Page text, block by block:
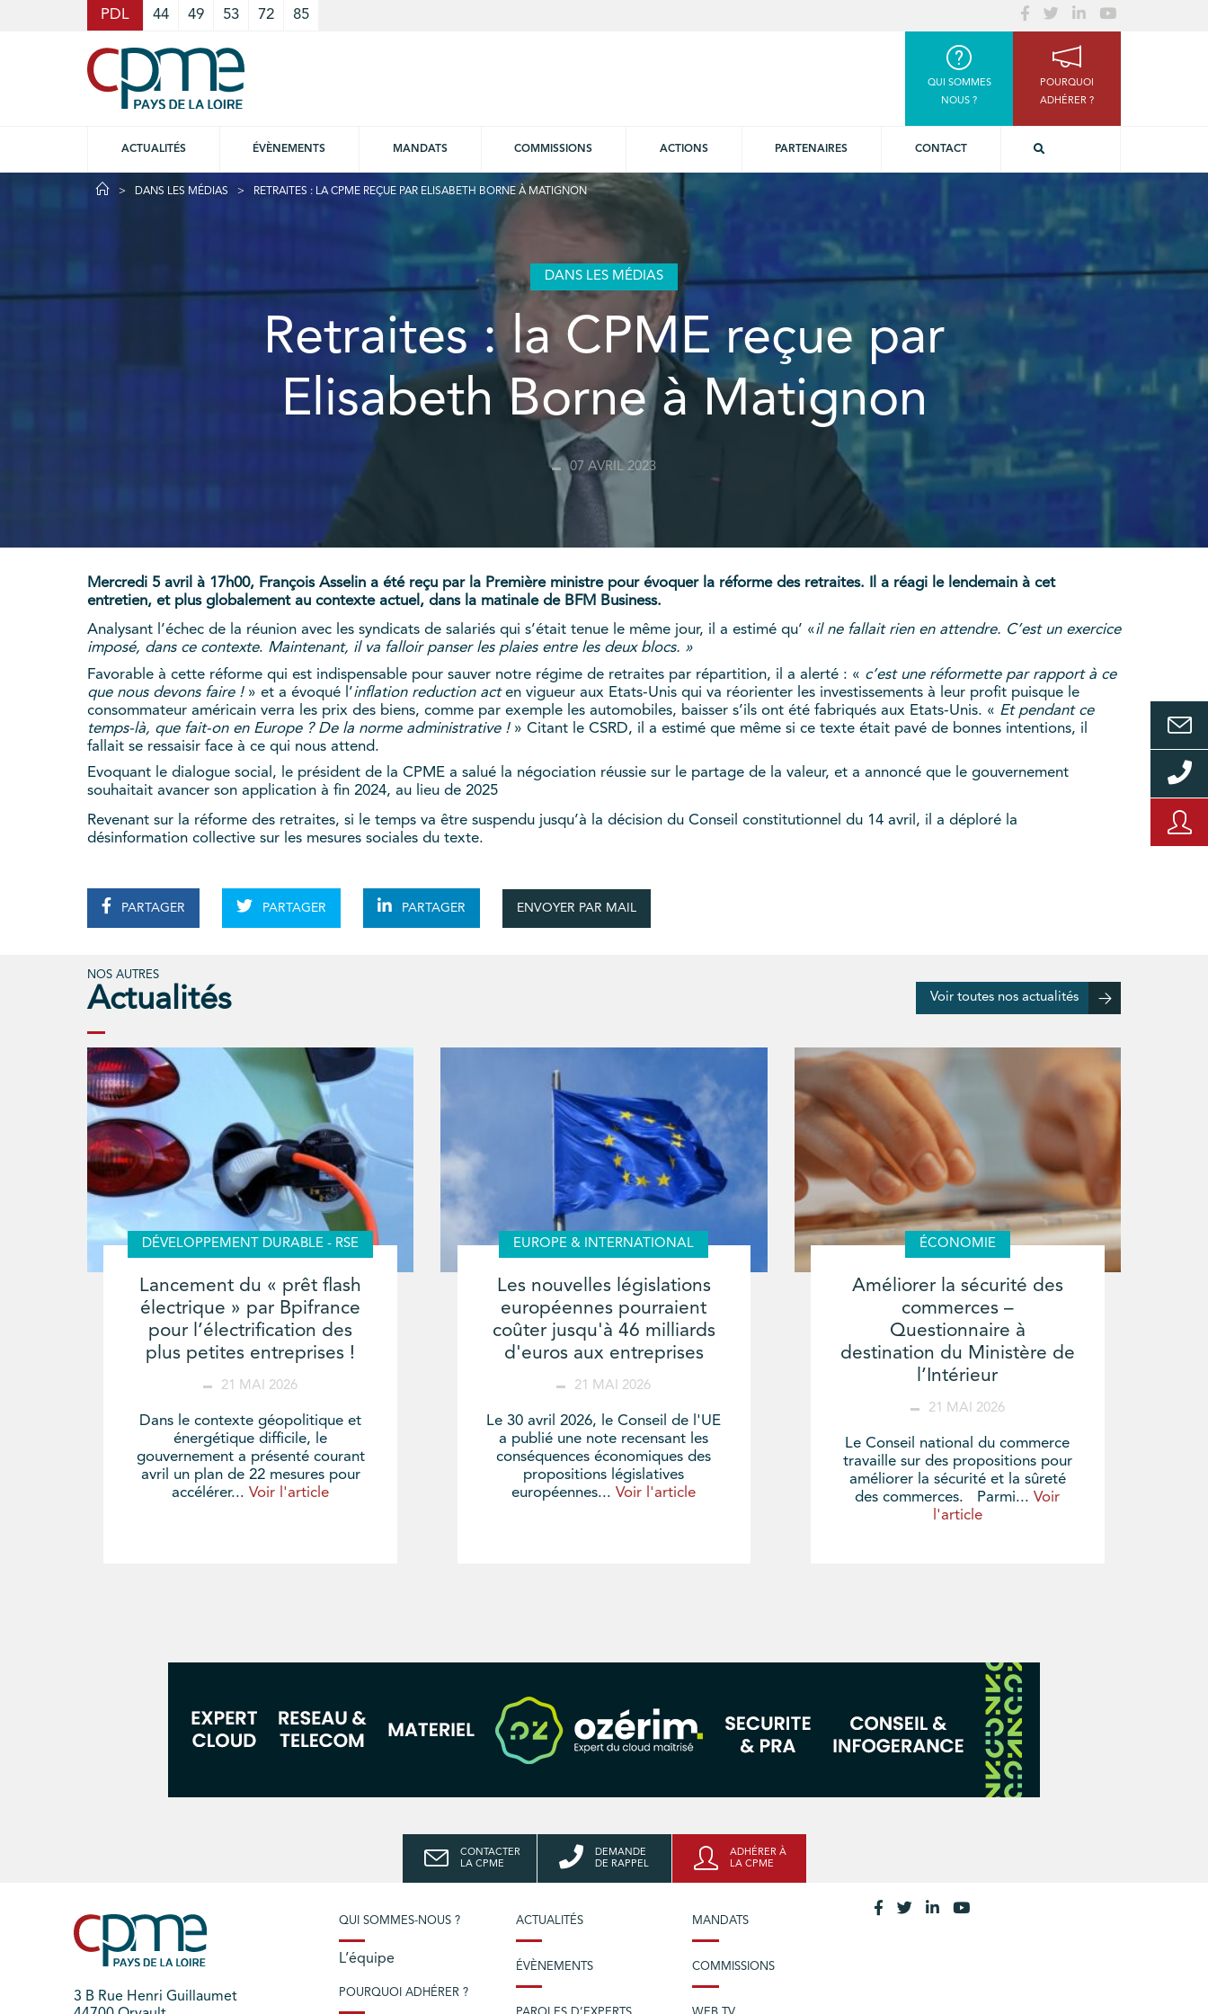
PDL 44 49 53 72 85
QUI SOMMES
NOUS ?
POURQUOI
ADHÉRER ?
ACTUALITÉS ÉVÈNEMENTS MANDATS COMMISSIONS ACTIONS PARTENAIRES CONTACT
DANS LES MÉDIAS RETRAITES : LA CPME REÇUE PAR ELISABETH BORNE À MATIGNON
DANS LES MÉDIAS
Retraites : la CPME reçue par
Elisabeth Borne à Matignon
07 AVRIL 2023
Mercredi 5 avril à 17h00, François Asselin a été reçu par la Première ministre pour évoquer la réforme des retraites. Il a réagi le lendemain à cet
entretien, et plus globalement au contexte actuel, dans la matinale de BFM Business.
Analysant l’échec de la réunion avec les syndicats de salariés qui s’était tenue le même jour, il a estimé qu’ «il ne fallait rien en attendre. C’est un exercice
imposé, dans ce contexte. Maintenant, il va falloir panser les plaies entre les deux blocs. »
Favorable à cette réforme qui est indispensable pour sauver notre régime de retraites par répartition, il a alerté : « c’est une réformette par rapport à ce
que nous devons faire !» et a évoqué l’inflation reduction acten vigueur aux Etats-Unis qui va réorienter les investissements à leur profit puisque le
consommateur américain verra les prix des biens, comme par exemple les automobiles, baisser s’ils ont été fabriqués aux Etats-Unis. « Et pendant ce
temps-là, que fait-on en Europe ? De la norme administrative ! » Citant le CSRD, il a estimé que même si ce texte était pavé de bonnes intentions, il
fallait se ressaisir face à ce qui nous attend.
Evoquant le dialogue social, le président de la CPME a salué la négociation réussie sur le partage de la valeur, et a annoncé que le gouvernement
souhaitait avancer son application à fin 2024, au lieu de 2025
Revenant sur la réforme des retraites, si le temps va être suspendu jusqu’à la décision du Conseil constitutionnel du 14 avril, il a déploré la
désinformation collective sur les mesures sociales du texte.
PARTAGER PARTAGER PARTAGER ENVOYER PAR MAIL
NOS AUTRES
Actualités Voir toutes nos actualités
DÉVELOPPEMENT DURABLE - RSE
Lancement du « prêt flash
électrique » par Bpifrance
pour l’électrification des
plus petites entreprises !
21 MAI 2026
Dans le contexte géopolitique et
énergétique difficile, le
gouvernement a présenté courant
avril un plan de 22 mesures pour
accélérer...Voir l'article
EUROPE & INTERNATIONAL
Les nouvelles législations
européennes pourraient
coûter jusqu'à 46 milliards
d'euros aux entreprises
21 MAI 2026
Le 30 avril 2026, le Conseil de l'UE
a publié une note recensant les
conséquences économiques des
propositions législatives
européennes...Voir l'article
ÉCONOMIE
Améliorer la sécurité des
commerces –
Questionnaire à
destination du Ministère de
l’Intérieur
21 MAI 2026
Le Conseil national du commerce
travaille sur des propositions pour
améliorer la sécurité et la sûreté
des commerces. Parmi...Voir
l'article
CONTACTER
LA CPME
DEMANDE
DE RAPPEL
ADHÉRER À
LA CPME
3 B Rue Henri Guillaumet
QUI SOMMES-NOUS ?
L’équipe
POURQUOI ADHÉRER ?
ACTUALITÉS
ÉVÈNEMENTS
MANDATS
COMMISSIONS
Cookies management panel